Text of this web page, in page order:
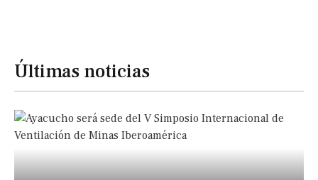
Últimas noticias